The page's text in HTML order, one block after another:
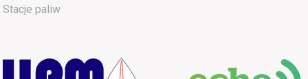
Stacje paliw